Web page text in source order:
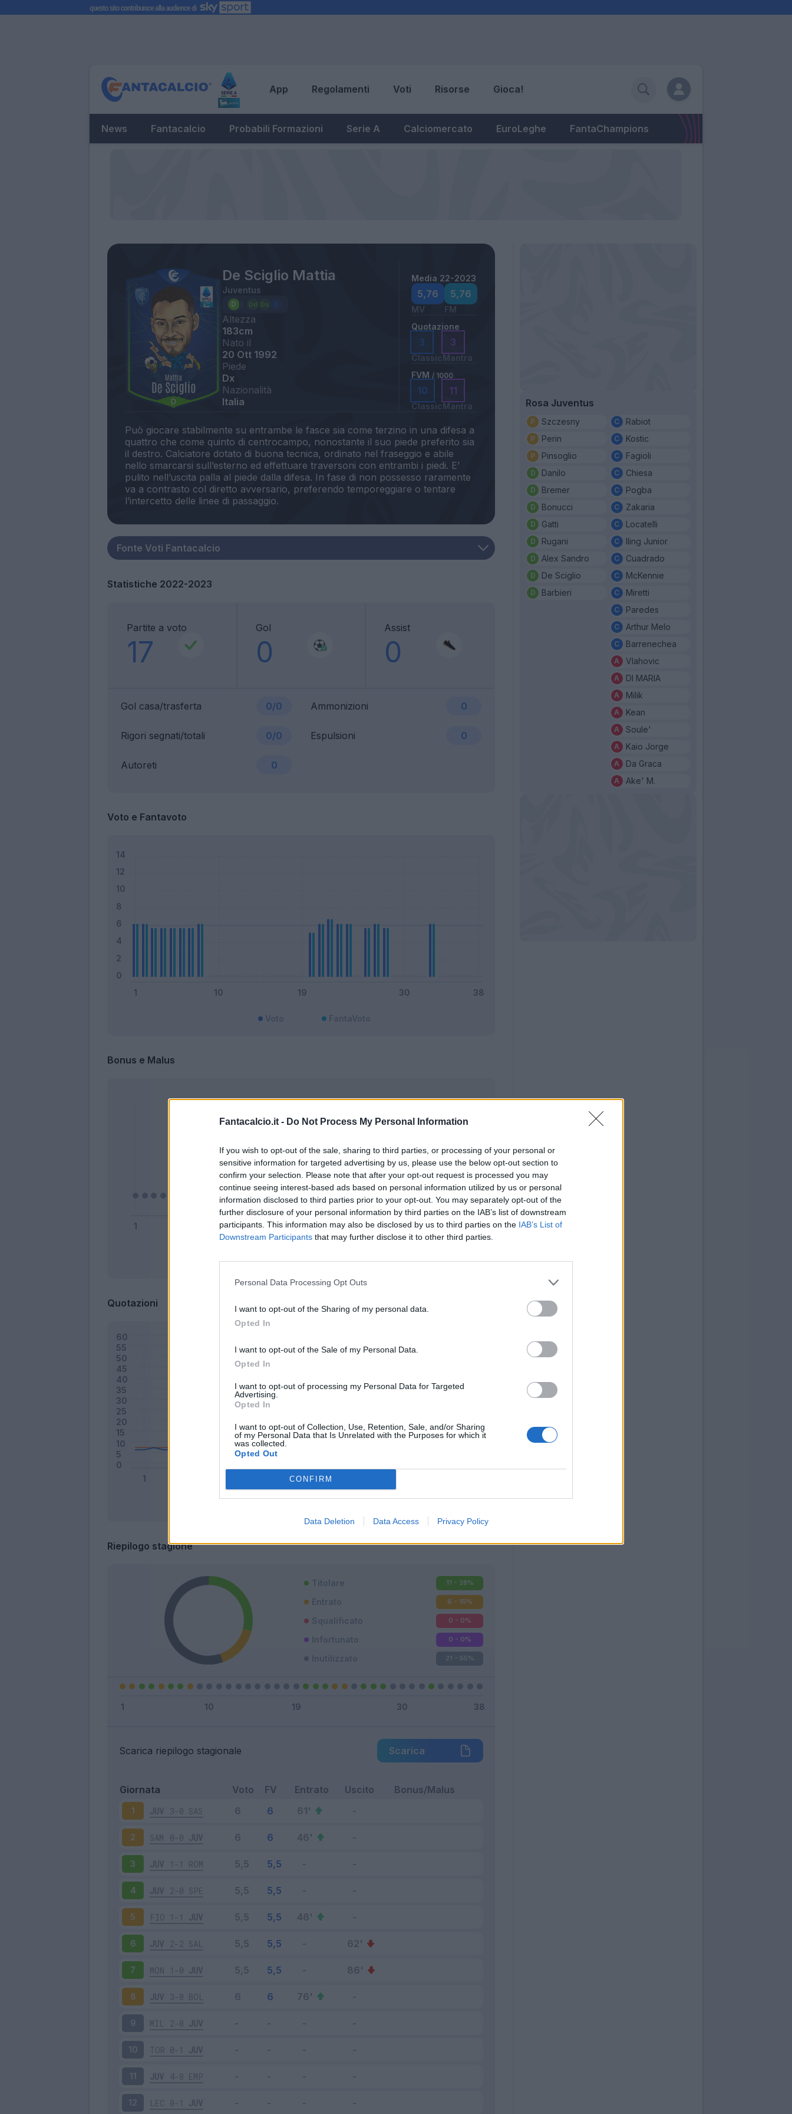
Fantacalcio.it - Do Not Process My Personal Information
If you wish to opt-out of the sale, sharing to third parties, or processing of your personal or
sensitive information for targeted advertising by us, please use the below opt-out section to
confirm your selection. Please note that after your opt-out request is processed you may
continue seeing interest-based ads based on personal information utilized by us or personal
information disclosed to third parties prior to your opt-out. You may separately opt-out of the
further disclosure of your personal information by third parties on the IAB’s list of downstream
participants. This information may also be disclosed by us to third parties on the IAB’s List of
Downstream Participants that may further disclose it to other third parties.
Personal Data Processing Opt Outs
I want to opt-out of the Sharing of my personal data.
Opted In
I want to opt-out of the Sale of my Personal Data.
Opted In
I want to opt-out of processing my Personal Data for Targeted
Advertising.
Opted In
I want to opt-out of Collection, Use, Retention, Sale, and/or Sharing
of my Personal Data that Is Unrelated with the Purposes for which it
was collected.
Opted Out
CONFIRM
Data Deletion Data Access Privacy Policy
App Regolamenti Voti Risorse Gioca!
News Fantacalcio Probabili Formazioni Serie A Calciomercato EuroLeghe FantaChampions
De Sciglio Mattia
Juventus
Altezza
183cm
Nato il
20 Ott 1992
Piede
Dx
Nazionalità
Italia
Media 22-2023
5,76
MV
5,76
FM
Quotazione
3
Classic
3
Mantra
FVM / 1000
10
Classic
11
Mantra
Può giocare stabilmente su entrambe le fasce sia come terzino in una difesa a
quattro che come quinto di centrocampo, nonostante il suo piede preferito sia
il destro. Calciatore dotato di buona tecnica, ordinato nel fraseggio e abile
nello smarcarsi sull’esterno ed effettuare traversoni con entrambi i piedi. E’
pulito nell’uscita palla al piede dalla difesa. In fase di non possesso raramente
va a contrasto col diretto avversario, preferendo temporeggiare o tentare
Statistiche 2022-2023
Partite a voto
17
Gol
0
Assist
0
Gol casa/trasferta 0/0 Ammonizioni 0
Rigori segnati/totali 0/0 Espulsioni 0
Autoreti 0
Voto e Fantavoto
Bonus e Malus
Bonus Malus Presenze a voto
Quotazioni
Riepilogo stagione
Titolare 11 - 28%
Entrato 6 - 15%
Squalificato 0 - 0%
Infortunato 0 - 0%
21 - 55%
Scarica riepilogo stagionale Scarica
Giornata Voto FV Entrato Uscito Bonus/Malus
1 JUV 3-0 SAS
2 SAM 0-0 JUV
3 JUV 1-1 ROM
4 JUV 2-0 SPE
5 FIO 1-1 JUV
6 JUV 2-2 SAL
7 MON 1-0 JUV
8 JUV 3-0 BOL
9 MIL 2-0 JUV
10 TOR 0-1 JUV
11 JUV 4-0 EMP
12 LEC 0-1 JUV
Rosa Juventus
Szczesny
Perin
Pinsoglio
Danilo
Bremer
Bonucci
Gatti
Rugani
Alex Sandro
De Sciglio
Barbieri
Rabiot
Kostic
Fagioli
Chiesa
Pogba
Zakaria
Locatelli
Iling Junior
Cuadrado
McKennie
Miretti
Paredes
Arthur Melo
Barrenechea
Vlahovic
DI MARIA
Milik
Kean
Soule'
Kaio Jorge
Da Graca
Ake' M.